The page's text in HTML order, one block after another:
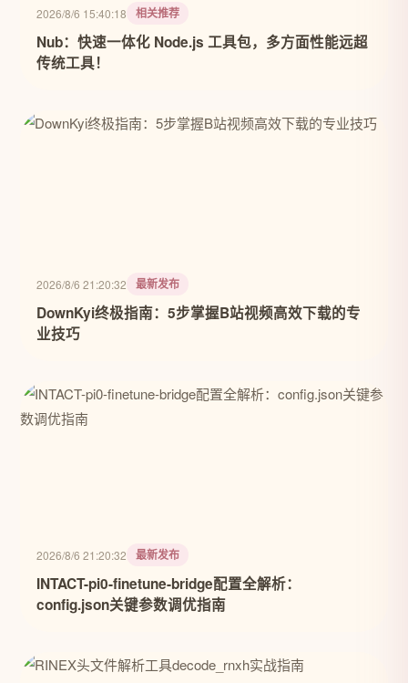
2026/8/6 15:40:18 相关推荐
Nub：快速一体化 Node.js 工具包，多方面性能远超
传统工具！
2026/8/6 21:20:32 最新发布
DownKyi终极指南：5步掌握B站视频高效下载的专
业技巧
2026/8/6 21:20:32 最新发布
INTACT-pi0-finetune-bridge配置全解析：
config.json关键参数调优指南